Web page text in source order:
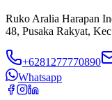
Ruko Aralia Harapan
48, Pusaka Rakyat,
+6281277770890
Whatsapp